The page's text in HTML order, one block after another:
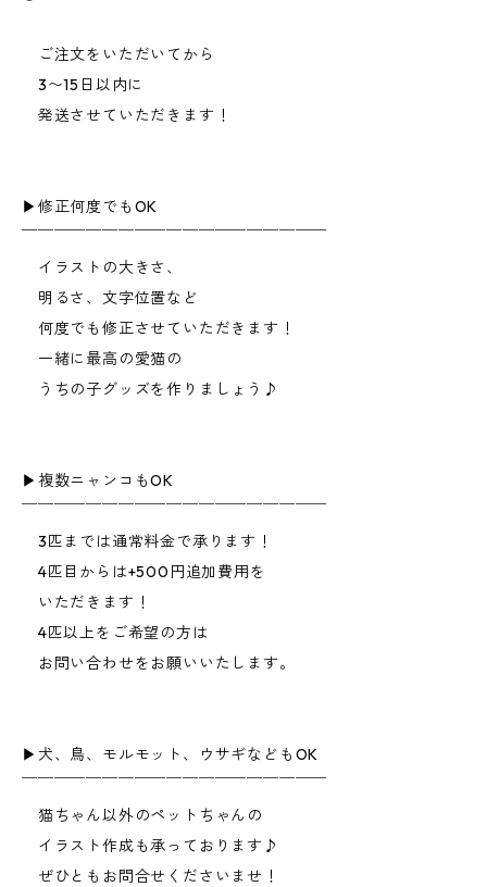
ご注文をいただいてから
3〜15日以内に
発送させていただきます！
▶︎修正何度でもOK
￣￣￣￣￣￣￣￣￣￣￣￣￣￣￣￣￣￣￣
イラストの大きさ、
明るさ、文字位置など
何度でも修正させていただきます！
一緒に最高の愛猫の
うちの子グッズを作りましょう♪
▶︎複数ニャンコもOK
￣￣￣￣￣￣￣￣￣￣￣￣￣￣￣￣￣￣￣
3匹までは通常料金で承ります！
4匹目からは+500円追加費用を
いただきます！
4匹以上をご希望の方は
お問い合わせをお願いいたします。
▶︎犬、鳥、モルモット、ウサギなどもOK
￣￣￣￣￣￣￣￣￣￣￣￣￣￣￣￣￣￣￣
猫ちゃん以外のペットちゃんの
イラスト作成も承っております♪
ぜひともお問合せくださいませ！